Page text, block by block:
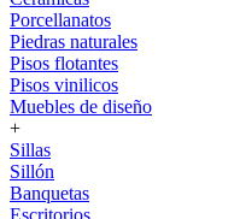
Porcellanatos
Piedras naturales
Pisos flotantes
Pisos vinilicos
Muebles de diseño
+
Sillas
Sillón
Banquetas
Escritorios